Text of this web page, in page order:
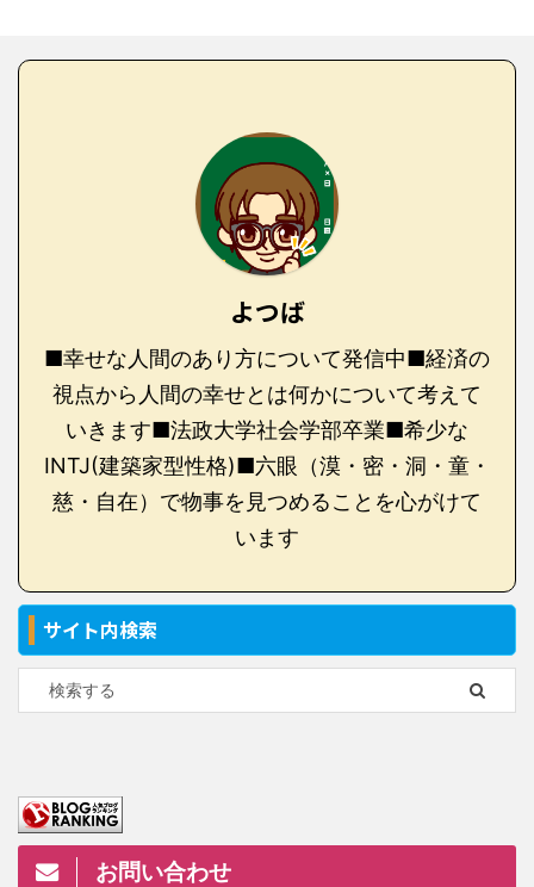
よつば
■幸せな人間のあり方について発信中■経済の
視点から人間の幸せとは何かについて考えて
いきます■法政大学社会学部卒業■希少な
INTJ(建築家型性格)■六眼（漠・密・洞・童・
慈・自在）で物事を見つめることを心がけて
います
サイト内検索
お問い合わせ